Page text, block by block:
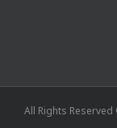
All Rights Reserved